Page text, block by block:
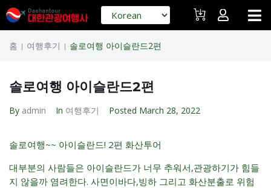
홈 | 여행후기 | 솔로여행 아이슬란드2편
솔로여행 아이슬란드2편
By admin In 여행후기 Posted March 28, 2022
솔로여행~~ 아이슬란드! 2편 화산투어
대부분의 사람들은 아이슬란드가 너무 추워서,관광하기가 힘들
지 않을까 염려한다. 사면이바다,빙하 그리고 화산분출로 위험